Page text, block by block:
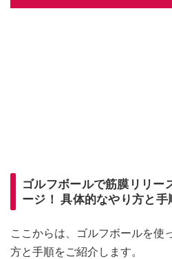
ゴルフボールで筋膜リリー
ージ！ 具体的なやり方と手
ここからは、ゴルフボールを使
方と手順をご紹介します。